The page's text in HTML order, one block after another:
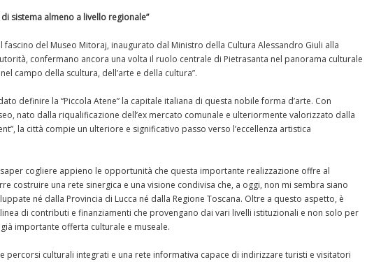
sistema almeno a livello regionale”
il fascino del Museo Mitoraj, inaugurato dal Ministro della Cultura Alessandro Giuli alla
confermano ancora una volta il ruolo centrale di Pietrasanta nel panorama culturale
campo della scultura, dell’arte e della cultura”.
definire la “Piccola Atene” la capitale italiana di questa nobile forma d’arte. Con
nato dalla riqualificazione dell’ex mercato comunale e ulteriormente valorizzato dalla
la città compie un ulteriore e significativo passo verso l’eccellenza artistica
cogliere appieno le opportunità che questa importante realizzazione offre al
costruire una rete sinergica e una visione condivisa che, a oggi, non mi sembra siano
né dalla Provincia di Lucca né dalla Regione Toscana. Oltre a questo aspetto, è
di contributi e finanziamenti che provengano dai vari livelli istituzionali e non solo per
importante offerta culturale e museale.
percorsi culturali integrati e una rete informativa capace di indirizzare turisti e visitatori